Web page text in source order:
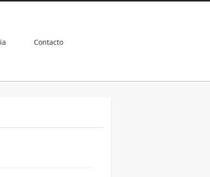
Contacto